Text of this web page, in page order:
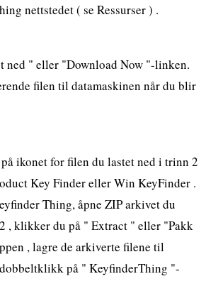
nettstedet ( se Ressurser ) .
ned " eller "Download Now "-linken.
filen til datamaskinen når du blir
ikonet for filen du lastet ned i trinn 2
Key Finder eller Win KeyFinder .
Thing, åpne ZIP arkivet du
, klikker du på " Extract " eller "Pakk
, lagre de arkiverte filene til
på " KeyfinderThing "-